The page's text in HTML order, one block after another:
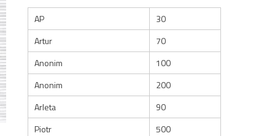
AP
30
Artur
70
Anonim
100
Anonim
200
Arleta
90
Piotr
500